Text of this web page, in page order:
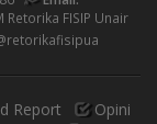
Retorika FISIP Unair
Report
Opini